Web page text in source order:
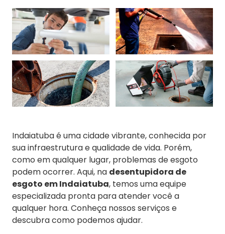
Indaiatuba é uma cidade vibrante, conhecida por
sua infraestrutura e qualidade de vida. Porém,
como em qualquer lugar, problemas de esgoto
podem ocorrer. Aqui, na desentupidora de
esgoto em Indaiatuba, temos uma equipe
especializada pronta para atender você a
qualquer hora. Conheça nossos serviços e
descubra como podemos ajudar.